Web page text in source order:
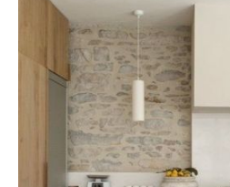
Presupuesto para cocina rústica
cuanto mas menos debería